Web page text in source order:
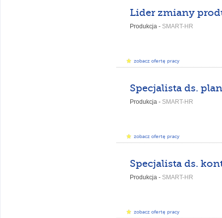
Lider zmiany
Produkcja - SMART-HR
zobacz ofertę pracy
Produkcja - SMART-HR
zobacz ofertę pracy
Produkcja - SMART-HR
zobacz ofertę pracy